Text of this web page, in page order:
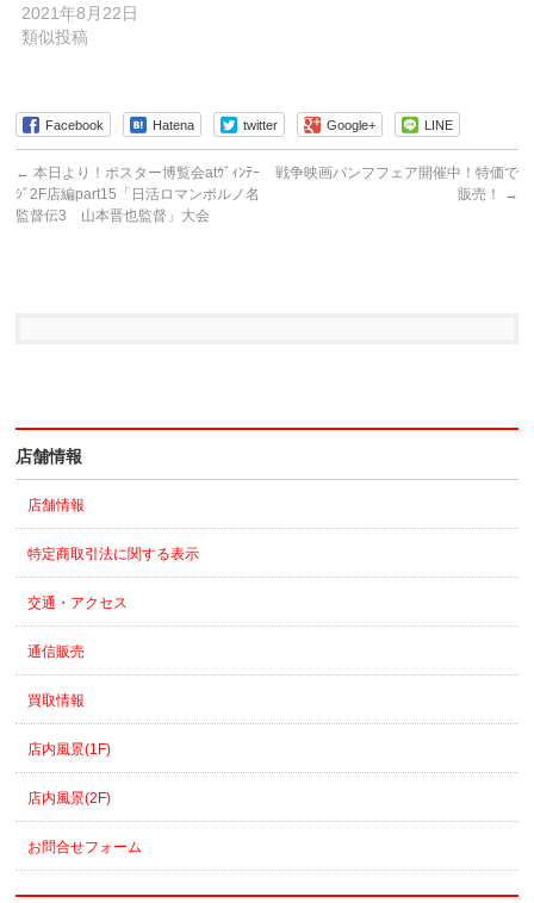
2021年8月22日
類似投稿
Facebook Hatena twitter Google+ LINE
← 本日より！ポスター博覧会atｳﾞｨﾝﾃｰ
ｼﾞ2F店編part15「日活ロマンポルノ名
監督伝3 山本晋也監督」大会
戦争映画パンフフェア開催中！特価で
販売！
→
店舗情報
店舗情報
特定商取引法に関する表示
交通・アクセス
通信販売
買取情報
店内風景(1F)
店内風景(2F)
お問合せフォーム